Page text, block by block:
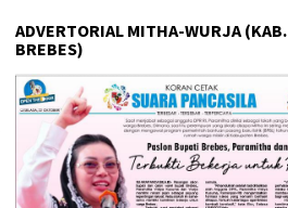
ADVERTORIAL MITHA-WURJA (KAB.
BREBES)